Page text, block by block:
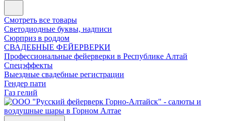
Смотреть все товары
Светодиодные буквы, надписи
Сюрприз в роддом
СВАДЕБНЫЕ ФЕЙЕРВЕРКИ
Профессиональные фейерверки в Республике Алтай
Спецэффекты
Выездные свадебные регистрации
Гендер пати
Газ гелий